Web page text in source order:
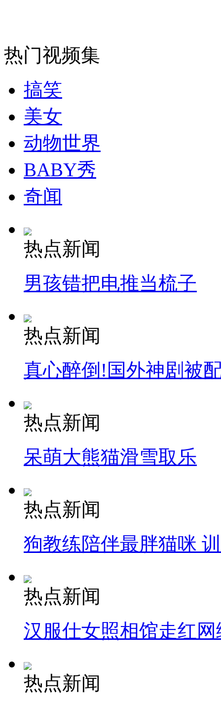
消防员救轻生者 花炮节热闹非凡
纽约上演“枕头大战”
司机酒驾遇交警 急速倒车逃窜
热门视频集
搞笑
美女
动物世界
BABY秀
奇闻
热点新闻
男孩错把电推当梳子
热点新闻
真心醉倒!国外神剧被
热点新闻
呆萌大熊猫滑雪取乐
热点新闻
狗教练陪伴最胖猫咪
热点新闻
汉服仕女照相馆走红网
热点新闻